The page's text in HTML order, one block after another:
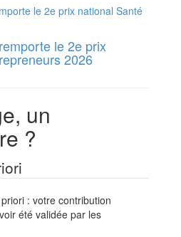
le 2e prix
2026
un
?
: votre contribution
été validée par les